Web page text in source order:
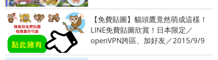
【免費貼圖】貓頭鷹竟然萌成這樣！
LINE免費貼圖欣賞！日本限定／
openVPN跨區、加好友／2015/9/9